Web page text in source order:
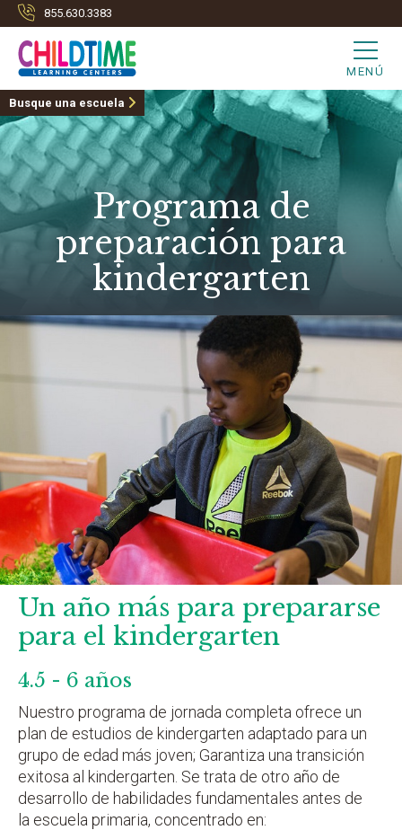
855.630.3383
MENÚ
Busque una escuela
Programa de
preparación para
kindergarten
Un año más para prepararse
para el kindergarten
4.5 - 6 años
Nuestro programa de jornada completa ofrece un
plan de estudios de kindergarten adaptado para un
grupo de edad más joven; Garantiza una transición
exitosa al kindergarten. Se trata de otro año de
desarrollo de habilidades fundamentales antes de
la escuela primaria, concentrado en: